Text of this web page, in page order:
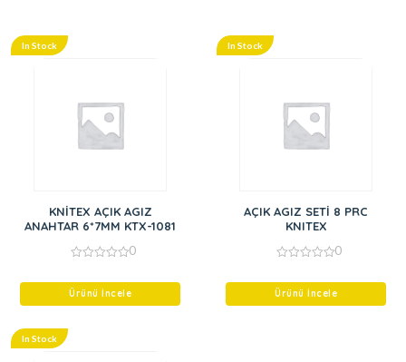
In Stock
KNİTEX AÇIK AGIZ
ANAHTAR 6*7MM KTX-1081
of
0
Ürünü İncele
In Stock
AÇIK AGIZ SETİ 8 PRC
KNITEX
of
0
Ürünü İncele
In Stock